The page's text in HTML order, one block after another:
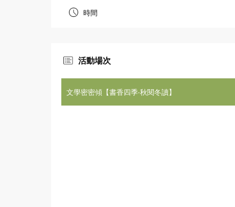
時間
活動場次
文學密密傾【書香四季‧秋閱冬讀】